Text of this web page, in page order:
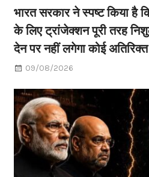
भारत सरकार ने स्पष्ट किया है
के लिए ट्रांजेक्शन पूरी तरह
देन पर नहीं लगेगा कोई
09/08/2026